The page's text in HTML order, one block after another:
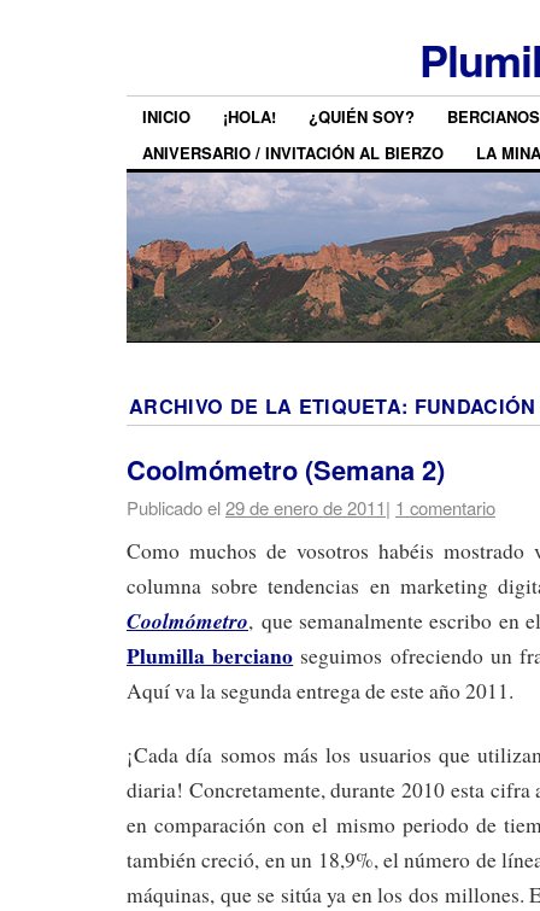
INICIO ¡HOLA! ¿QUIÉN SOY?
ANIVERSARIO / INVITACIÓN AL BIERZO
LA MINA
ARCHIVO DE LA ETIQUETA:
Coolmómetro (Semana 2)
Publicado el29 de enero de 2011| 1 comentario
Como muchos de vosotros habéis
columna sobre tendencias en marketing
Coolmómetro, que semanalmente escribo en
Plumilla berciano seguimos ofreciendo un
Aquí va la segunda entrega de este año 2011.
¡Cada día somos más los usuarios que
diaria! Concretamente, durante 2010 esta cifra
en comparación con el mismo periodo de
también creció, en un 18,9%, el número de
máquinas, que se sitúa ya en los dos millones.